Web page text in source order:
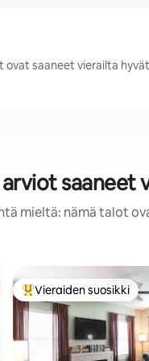
ovat saaneet vierailta
arviot saaneet
mieltä: nämä talot
Vieraiden suosikkien
Vieraiden suosikki